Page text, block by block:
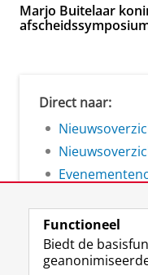
Marjo Buitelaar
Direct naar:
Functioneel
Biedt de